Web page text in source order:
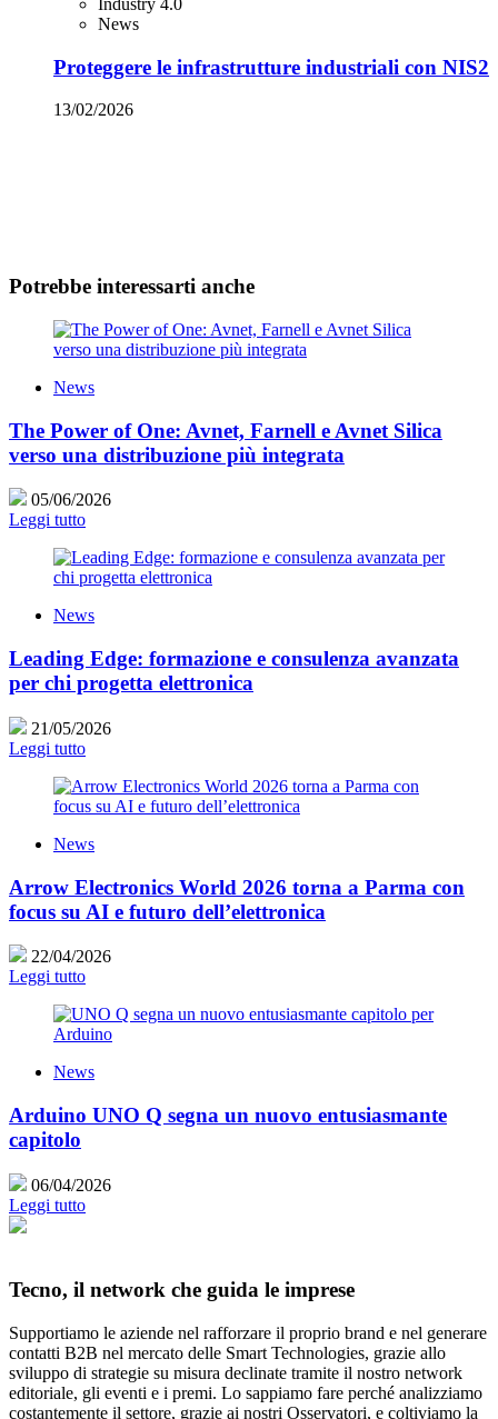
Industry 4.0
News
Proteggere le infrastrutture industriali con NIS2
13/02/2026
Potrebbe interessarti anche
News
The Power of One: Avnet, Farnell e Avnet Silica
verso una distribuzione più integrata
05/06/2026
Leggi tutto
News
Leading Edge: formazione e consulenza avanzata
per chi progetta elettronica
21/05/2026
Leggi tutto
News
Arrow Electronics World 2026 torna a Parma con
focus su AI e futuro dell’elettronica
22/04/2026
Leggi tutto
News
Arduino UNO Q segna un nuovo entusiasmante
capitolo
06/04/2026
Leggi tutto
Tecno, il network che guida le imprese
Supportiamo le aziende nel rafforzare il proprio brand e nel generare
contatti B2B nel mercato delle Smart Technologies, grazie allo
sviluppo di strategie su misura declinate tramite il nostro network
editoriale, gli eventi e i premi. Lo sappiamo fare perché analizziamo
costantemente il settore, grazie ai nostri Osservatori, e coltiviamo la